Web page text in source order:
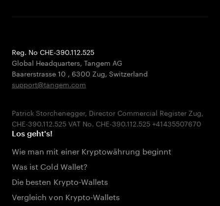
Reg. No CHE-390.112.525
Global Headquarters, Tangem AG
Baarerstrasse 10 , 6300 Zug, Switzerland
support@tangem.com
Patrick Storchenegger, Director Commercial Register Zug,
Los geht's!
Wie man mit einer Kryptowährung beginnt
Was ist Cold Wallet?
Die besten Krypto-Wallets
Vergleich von Krypto-Wallets